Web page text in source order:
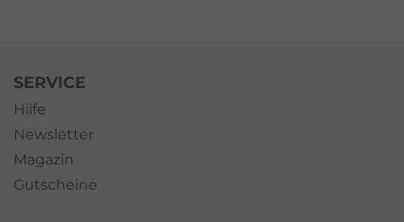
SERVICE
Hilfe
Newsletter
Magazin
Gutscheine